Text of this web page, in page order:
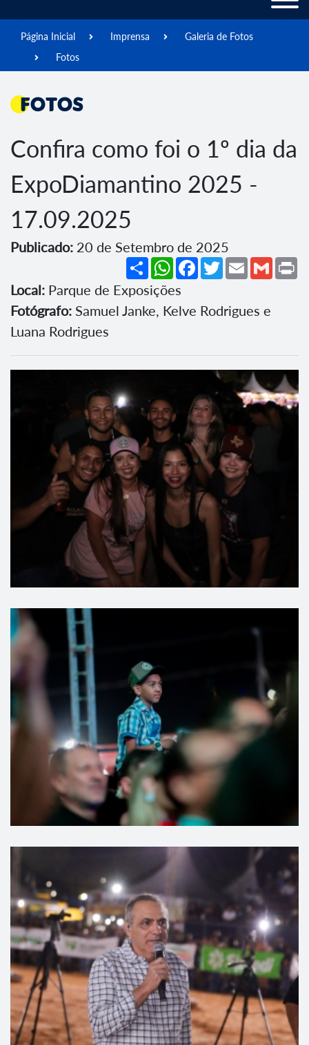
Página Inicial Imprensa
Galeria de Fotos
Fotos
Fotos
Confira como foi o 1º dia da
ExpoDiamantino 2025 -
17.09.2025
Publicado: 20 de Setembro de 2025
ShareWhatsApp
Facebook
TwitterEmailGmail
Local: Parque de Exposições
Fotógrafo: Samuel Janke, Kelve Rodrigues e
Luana Rodrigues